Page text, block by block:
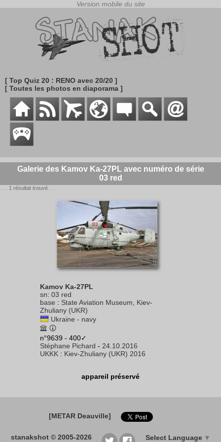
[ Top Quiz 20 : RENO avec 20/20 ]
[ Toutes les photos en diaporama ]
Galerie des Kamov Ka-27PL avec numéro de série
03 red
. . . 1 résultat trouvé . . .
Kamov Ka-27PL
sn: 03 red
base : State Aviation Museum, Kiev-
Zhuliany (UKR)
Ukraine - navy
n°9639 - 400✓
Stéphane Pichard - 24.10.2016
UKKK : Kiev-Zhuliany (UKR) 2016
appareil préservé
[METAR Deauville]
stanakshot © 2005-2026 Select Language ▼